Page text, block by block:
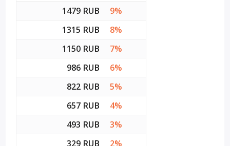
1479 RUB
9%
1315 RUB
8%
1150 RUB
7%
986 RUB
6%
822 RUB
5%
657 RUB
4%
493 RUB
3%
329 RUB
2%